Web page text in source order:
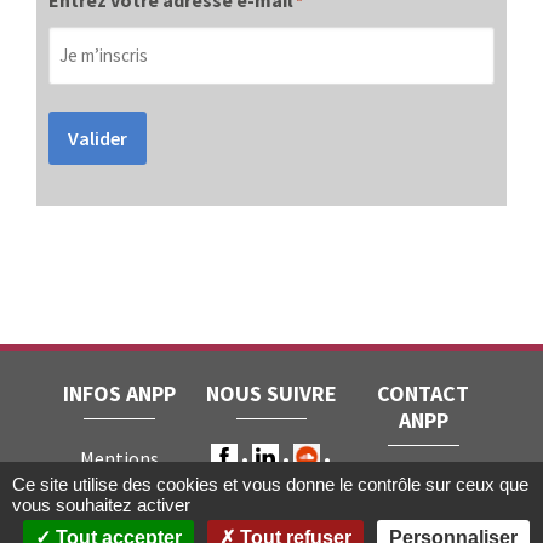
Valider
INFOS ANPP
Mentions
légales RGPD
Contact
NOUS SUIVRE
CONTACT
ANPP
ANPP • 22, rue
Ce site utilise des cookies et vous donne le contrôle sur ceux que
vous souhaitez activer
Tout accepter
Tout refuser Personnaliser